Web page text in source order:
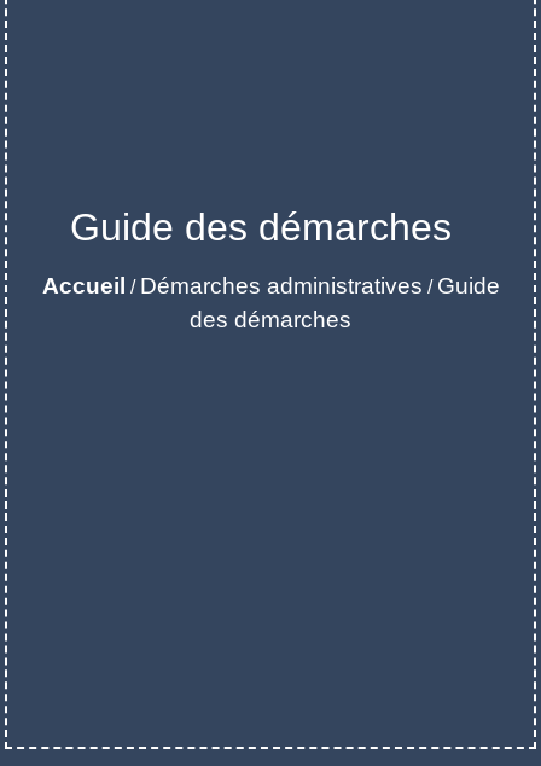
Guide des démarches
Accueil / Démarches administratives / Guide
des démarches